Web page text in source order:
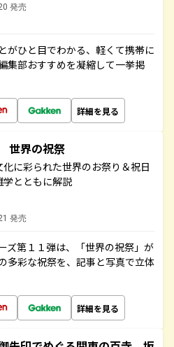
発売
がひと目でわかる、軽くて携帯に
集部おすすめを凝縮して一挙掲
詳細を見る
世界の祝祭
化に彩られた世界のお祭り＆祝日
学とともに解説
発売
ズ第１１弾は、「世界の祝祭」が
多彩な祝祭を、記事と写真で立体
詳細を見る